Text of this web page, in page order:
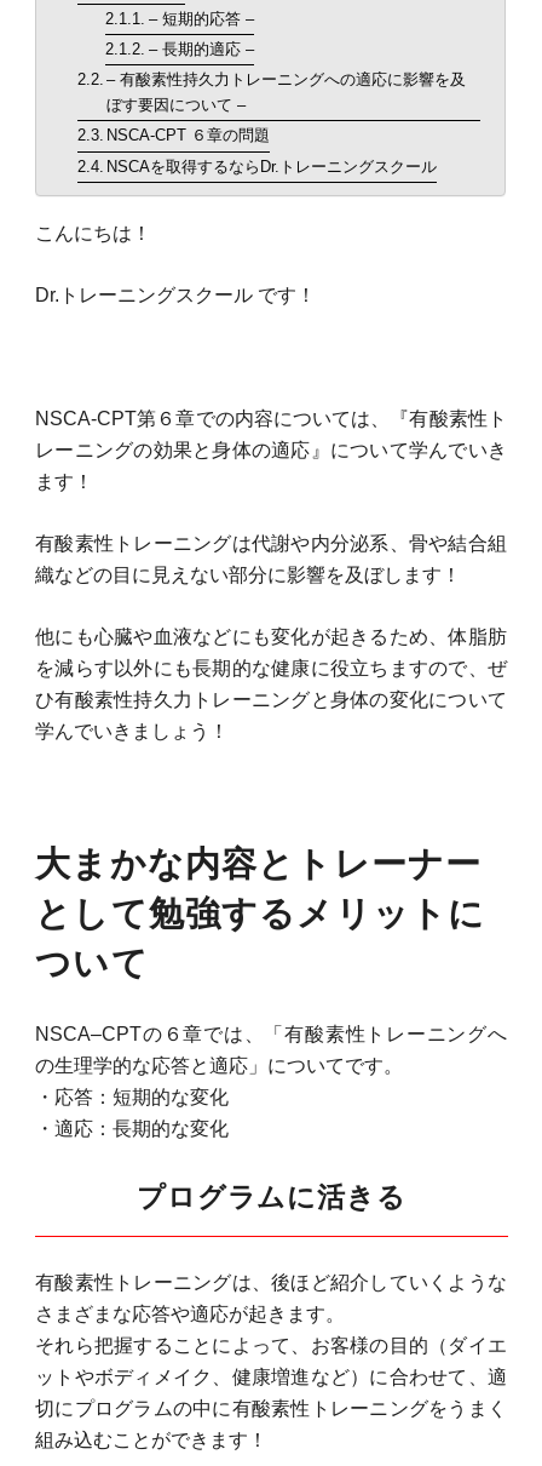
– 短期的応答 –
– 長期的適応 –
– 有酸素性持久力トレーニングへの適応に影響を及
ぼす要因について –
NSCA-CPT ６章の問題
NSCAを取得するならDr.トレーニングスクール
こんにちは！
Dr.トレーニングスクール です！
NSCA-CPT第６章での内容については、『有酸素性ト
レーニングの効果と身体の適応』について学んでいき
ます！
有酸素性トレーニングは代謝や内分泌系、骨や結合組
織などの目に見えない部分に影響を及ぼします！
他にも心臓や血液などにも変化が起きるため、体脂肪
を減らす以外にも長期的な健康に役立ちますので、ぜ
ひ有酸素性持久力トレーニングと身体の変化について
学んでいきましょう！
大まかな内容とトレーナー
として勉強するメリットに
ついて
NSCA–CPTの６章では、「有酸素性トレーニングへ
の生理学的な応答と適応」についてです。
・応答：短期的な変化
・適応：長期的な変化
プログラムに活きる
有酸素性トレーニングは、後ほど紹介していくような
さまざまな応答や適応が起きます。
それら把握することによって、お客様の目的（ダイエ
ットやボディメイク、健康増進など）に合わせて、適
切にプログラムの中に有酸素性トレーニングをうまく
組み込むことができます！
新着
TOPへ
top